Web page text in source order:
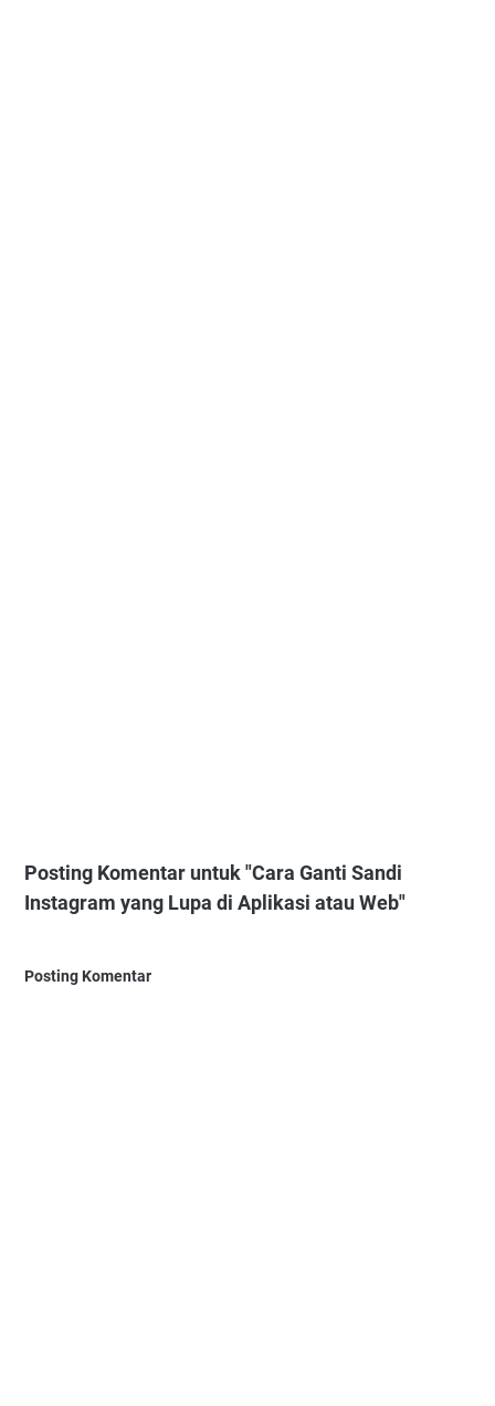
Posting Komentar untuk "Cara Ganti Sandi
Instagram yang Lupa di Aplikasi atau Web"
Posting Komentar